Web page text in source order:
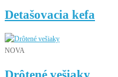
Detašovacia kefa
NOVA